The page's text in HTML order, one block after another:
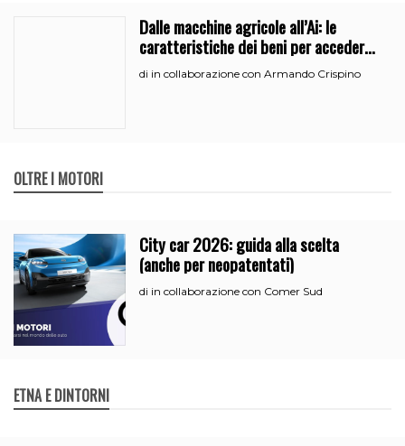
Dalle macchine agricole all’Ai: le
caratteristiche dei beni per accedere
all’iperammortamento
di in collaborazione con Armando Crispino
OLTRE I MOTORI
City car 2026: guida alla scelta
(anche per neopatentati)
di in collaborazione con Comer Sud
ETNA E DINTORNI